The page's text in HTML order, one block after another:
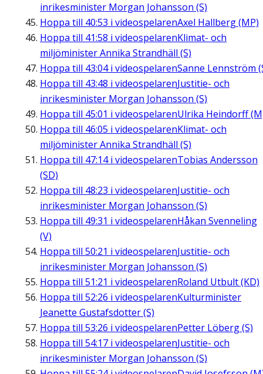
inrikesminister Morgan Johansson (S)
Hoppa till 40:53 i videospelarenAxel Hallberg (MP)
Hoppa till 41:58 i videospelarenKlimat- och
miljöminister Annika Strandhäll (S)
Hoppa till 43:04i videospelarenSanne Lennström
Hoppa till 43:48 i videospelarenJustitie- och
inrikesminister Morgan Johansson (S)
Hoppa till 45:01 i videospelarenUlrika Heindorff
Hoppa till 46:05 i videospelarenKlimat- och
miljöminister Annika Strandhäll (S)
Hoppa till 47:14i videospelarenTobias Andersson
(SD)
Hoppa till 48:23 i videospelarenJustitie- och
inrikesminister Morgan Johansson (S)
Hoppa till 49:31 i videospelarenHåkan Svenneling
(V)
Hoppa till 50:21 i videospelarenJustitie- och
inrikesminister Morgan Johansson (S)
Hoppa till 51:21 i videospelarenRoland Utbult (KD)
Hoppa till 52:26 i videospelarenKulturminister
Jeanette Gustafsdotter (S)
Hoppa till 53:26 i videospelarenPetter Löberg (S)
Hoppa till 54:17 i videospelarenJustitie- och
inrikesminister Morgan Johansson (S)